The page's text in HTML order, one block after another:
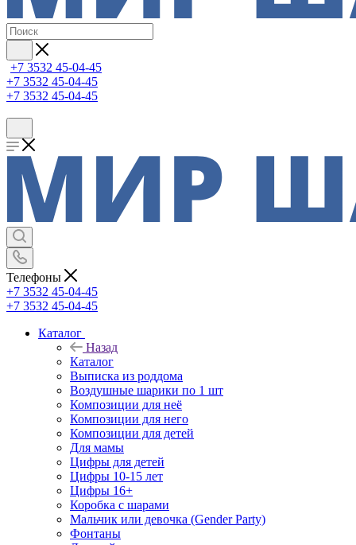
+7 3532 45-04-45
+7 3532 45-04-45
+7 3532 45-04-45
Телефоны
+7 3532 45-04-45
+7 3532 45-04-45
Каталог
Назад
Каталог
Выписка из роддома
Воздушные шарики по 1 шт
Композиции для неё
Композиции для него
Композиции для детей
Для мамы
Цифры для детей
Цифры 10-15 лет
Цифры 16+
Коробка с шарами
Мальчик или девочка (Gender Party)
Фонтаны